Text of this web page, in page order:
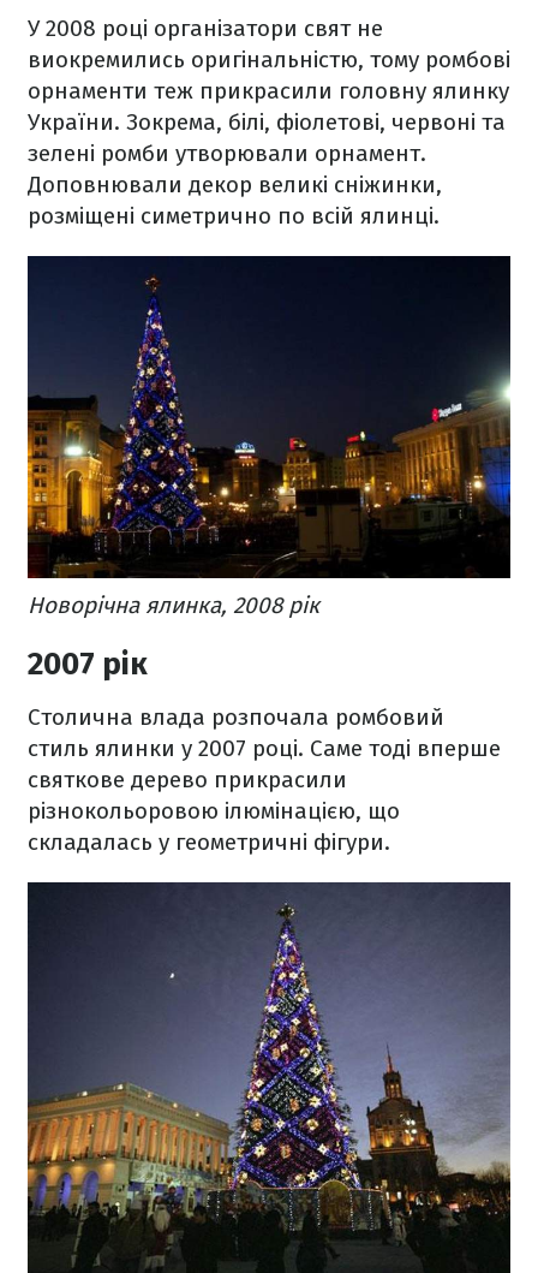
У 2008 році організатори свят не
виокремились оригінальністю, тому ромбові
орнаменти теж прикрасили головну ялинку
України. Зокрема, білі, фіолетові, червоні та
зелені ромби утворювали орнамент.
Доповнювали декор великі сніжинки,
розміщені симетрично по всій ялинці.
Новорічна ялинка, 2008 рік
2007 рік
Столична влада розпочала ромбовий
стиль ялинки у 2007 році. Саме тоді вперше
святкове дерево прикрасили
різнокольоровою ілюмінацією, що
складалась у геометричні фігури.